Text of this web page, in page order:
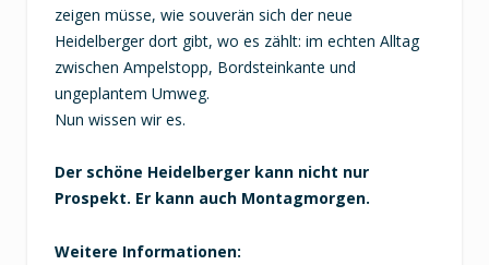
zeigen müsse, wie souverän sich der neue
Heidelberger dort gibt, wo es zählt: im echten Alltag
zwischen Ampelstopp, Bordsteinkante und
ungeplantem Umweg.
Nun wissen wir es.
Der schöne Heidelberger kann nicht nur
Prospekt. Er kann auch Montagmorgen.
Weitere Informationen: